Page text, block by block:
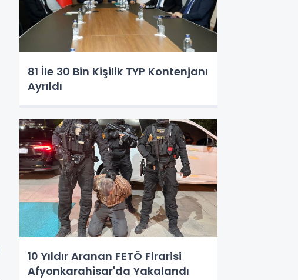
81 İle 30 Bin Kişilik TYP Kontenjanı
Ayrıldı
10 Yıldır Aranan FETÖ Firarisi
Afyonkarahisar'da Yakalandı